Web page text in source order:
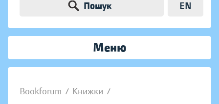
Пошук EN
Меню
Bookforum / Книжки /